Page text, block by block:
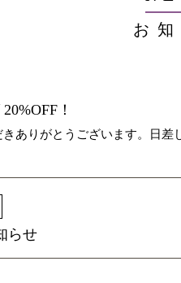
お
！
ありがとうございます。日
らせ